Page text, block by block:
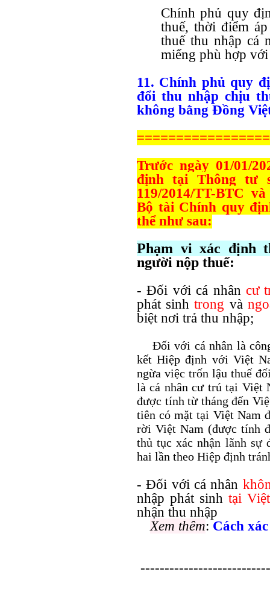
Chính phủ quy
thuế, thời điểm
thuế thu nhập cá
miếng phù hợp
11. Chính phủ quy
đổi thu nhập chịu
không bằng Đồng
Trước ngày 01/01/
định tại Thông tư
119/2014/TT-BTC
Bộ tài Chính quy
thể như sau:
Phạm vi xác định
người nộp thuế:
- Đối với cá nhân cư
phát sinhtrong và
biệt nơi trả thu nhập;
Đối với cá nhân là
kết Hiệp định với Việt
ngừa việc trốn lậu thuế
là cá nhân cư trú tại Việt
được tính từ tháng đến
tiên có mặt tại Việt Nam
rời Việt Nam (được tính
thủ tục xác nhận lãnh sự
hai lần theo Hiệp định
- Đối với cá nhân
nhập phát sinh tại
nhận thu nhập
Xem thêm: Cách